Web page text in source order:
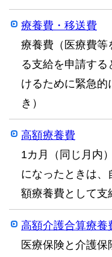
療養費・移送費
療養費（医療費等
る支給を申請す
けるために緊急的
き）
高額療養費
1カ月（同じ月内
になったときは、
額療養費として支
高額介護合算療養
医療保険と介護保